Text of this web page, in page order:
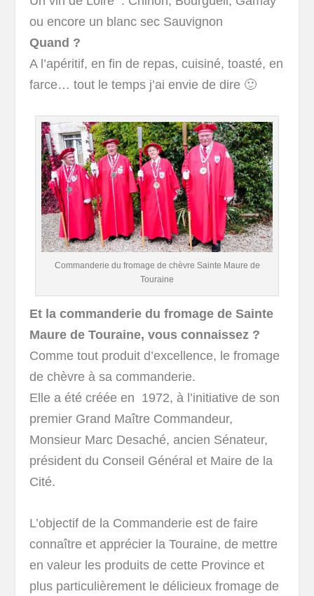
ou encore un blanc sec Sauvignon
Quand ?
A l’apéritif, en fin de repas, cuisiné, toasté, en
farce… tout le temps j’ai envie de dire 🙂
Commanderie du fromage de chèvre Sainte Maure de
Touraine
Et la commanderie du fromage de Sainte
Maure de Touraine, vous connaissez ?
Comme tout produit d’excellence, le fromage
de chèvre à sa commanderie.
Elle a été créée en 1972, à l’initiative de son
premier Grand Maître Commandeur,
Monsieur Marc Desaché, ancien Sénateur,
président du Conseil Général et Maire de la
Cité.
L’objectif de la Commanderie est de faire
connaître et apprécier la Touraine, de mettre
en valeur les produits de cette Province et
plus particulièrement le délicieux fromage de